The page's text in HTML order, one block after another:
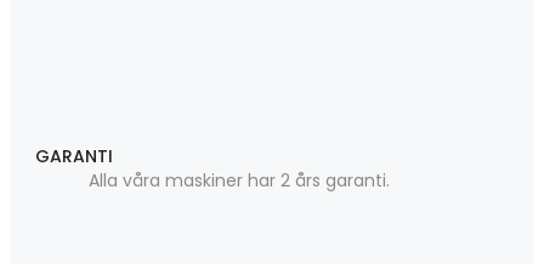
GARANTI
Alla våra maskiner har 2 års garanti.